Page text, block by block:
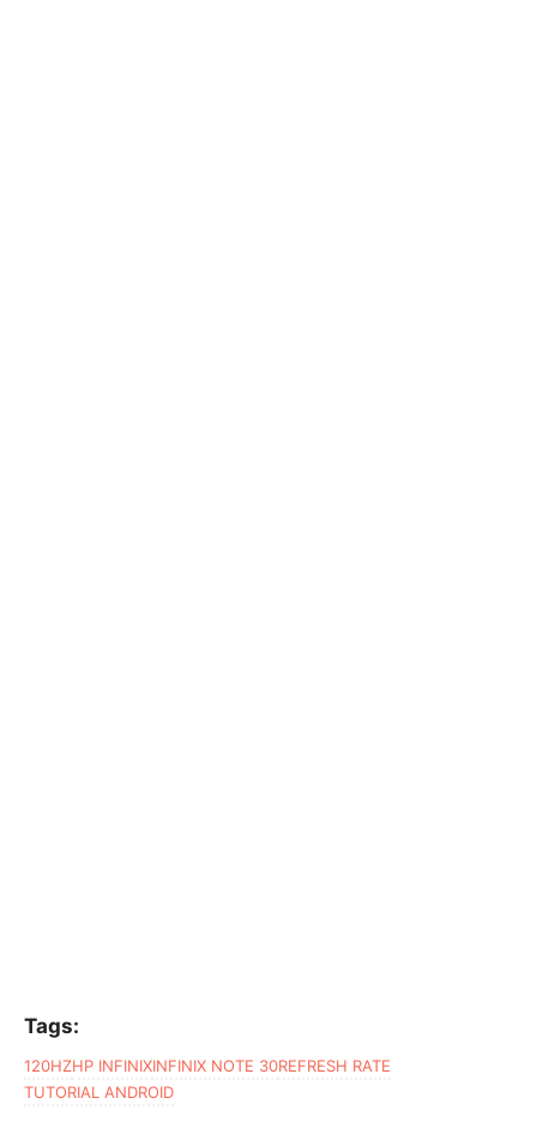
Tags:
120HZHP INFINIXINFINIX NOTE 30REFRESH RATE
TUTORIAL ANDROID